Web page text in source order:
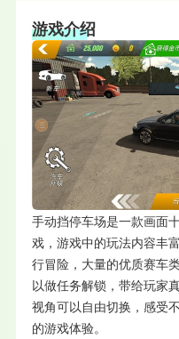
游戏介绍
手动挡停车场是一款画面
戏，游戏中的玩法内容丰
行冒险，大量的优质赛车
以做任务解锁，带给玩家
视角可以自由切换，感受
的游戏体验。